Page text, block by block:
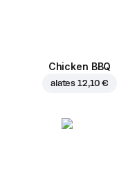
Chicken BBQ
alates 12,10 €